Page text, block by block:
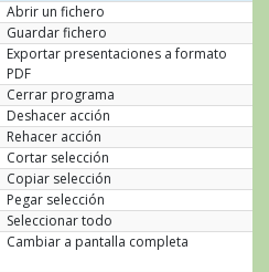
Abrir un fichero
Guardar fichero
Exportar presentaciones a formato
PDF
Cerrar programa
Deshacer acción
Rehacer acción
Cortar selección
Copiar selección
Pegar selección
Seleccionar todo
Cambiar a pantalla completa